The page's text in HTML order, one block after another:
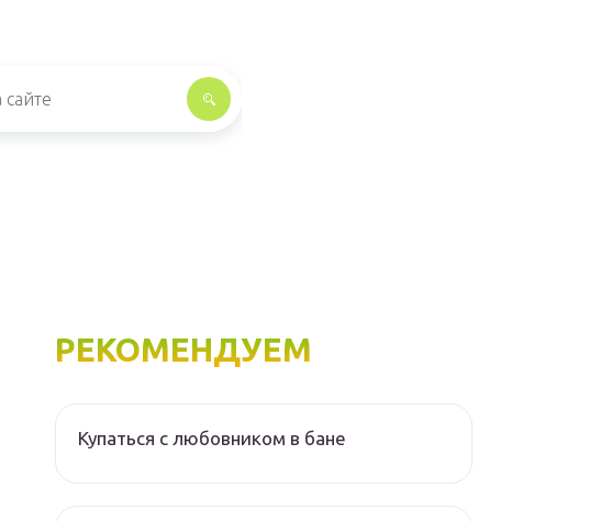
РЕКОМЕНДУЕМ
Купаться с любовником в бане